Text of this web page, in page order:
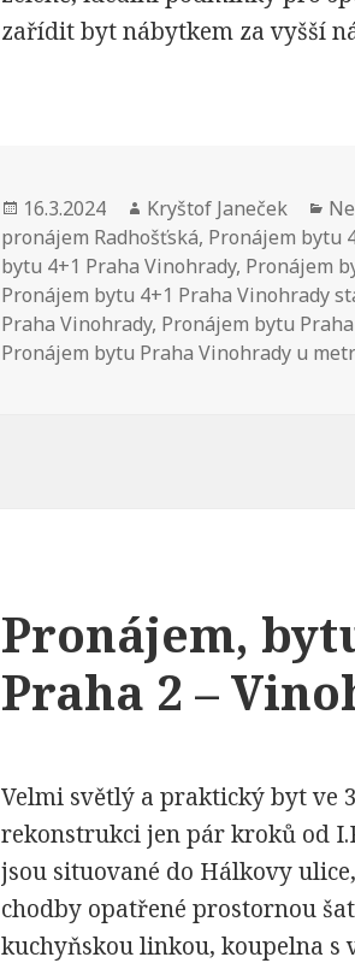
zařídit byt nábytkem za vyšší
Publikováno:
16.3.2024 Autor:
Kryštof Janeček
pronájem Radhošťská, Pronájem bytu
bytu 4+1 Praha Vinohrady, Pronájem
Pronájem bytu 4+1 Praha Vinohrady
Praha Vinohrady, Pronájem bytu
Pronájem bytu Praha Vinohrady u
Pronájem,
Praha 2 –
Velmi světlý a praktický byt ve
rekonstrukci jen pár kroků od
jsou situované do Hálkovy
chodby opatřené prostornou
kuchyňskou linkou, koupelna s